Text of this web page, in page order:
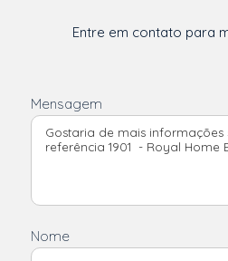
Entre em contato para
Mensagem
Nome